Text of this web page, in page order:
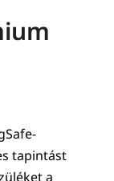
tapintást
a